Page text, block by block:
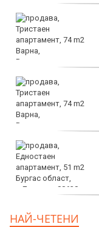
НАЙ-ЧЕТЕНИ